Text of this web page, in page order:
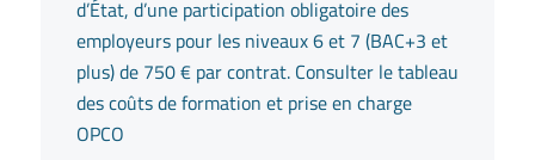
d’État, d’une participation obligatoire des
employeurs pour les niveaux 6 et 7 (BAC+3 et
plus) de 750 € par contrat. Consulter le tableau
des coûts de formation et prise en charge
OPCO